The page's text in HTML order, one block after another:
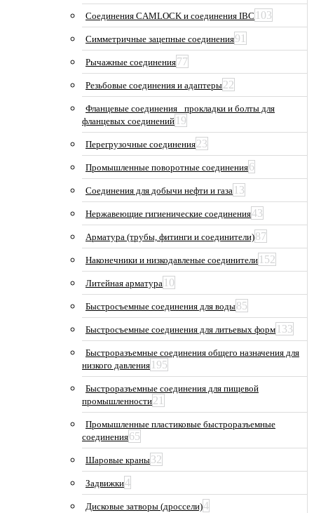
Соединения CAMLOCK и соединения IBC 103
Симметричные зацепные соединения91
Рычажные соединения77
Резьбовые соединения и адаптеры22
Фланцевые соединения_ прокладки и болты для
фланцевых соединений 19
Перегрузочные соединения23
Промышленные поворотные соединения6
Соединения для добычи нефти и газа 13
Нержавеющие гигиенические соединения43
Арматура (трубы, фитинги и соединители)87
Наконечники и низкодавленые соединители 152
Литейная арматура 10
Быстросъемные соединения для воды85
Быстросъемные соединения для литьевых форм 133
Быстроразъемные соединения общего назначения для
низкого давления 195
Быстроразъемные соединения для пищевой
промышленности21
Промышленные пластиковые быстроразъемные
соединения65
Шаровые краны32
Задвижки4
Дисковые затворы (дроссели)4